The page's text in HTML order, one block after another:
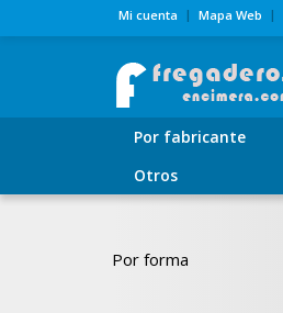
Mi cuenta Mapa Web
Por fabricante
Otros
Por forma